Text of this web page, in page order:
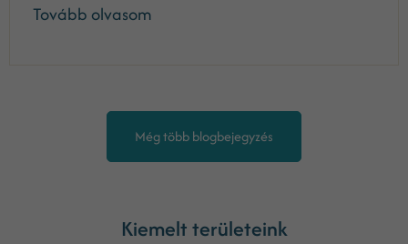
Tovább olvasom
Még több blogbejegyzés
Kiemelt területeink